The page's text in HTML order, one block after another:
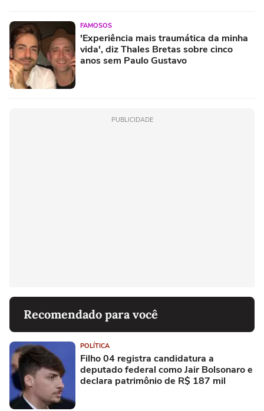
FAMOSOS
'Experiência mais traumática da minha
vida', diz Thales Bretas sobre cinco
anos sem Paulo Gustavo
PUBLICIDADE
Recomendado para você
POLÍTICA
Filho 04 registra candidatura a
deputado federal como Jair Bolsonaro e
declara patrimônio de R$ 187 mil